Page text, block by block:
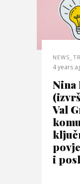
4 years
Nina
Val
i